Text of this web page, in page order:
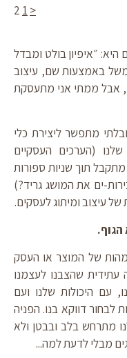
< עמוד
עמוד
1
2
״איפיון בולט ומבדל
באמצעות שם, עיצוב
אבל ממתי אני מתעסקת
מתפשר ליצירת כלי
(הערכים העסקיים
תוך שניות ספורות
ים את המושג גריד?)
עיצוב ומיתוג לעסקים.
הגוף.
של המוצר או העסק
עתידית שהצבנו לעצמנו
עם היכולות שלנו ועם
לבחור דווקא בנו. הפניה
מתרחש בלב ובבטן ולא
מבלי לדעת למה...